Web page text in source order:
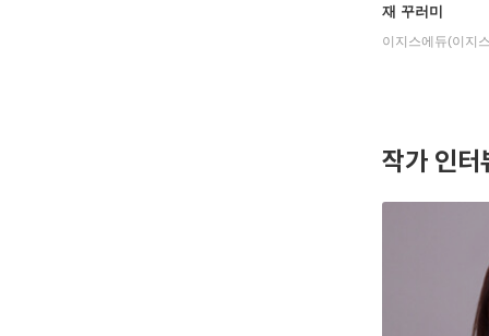
재 꾸러미
작가 인터